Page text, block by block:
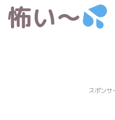
怖い〜
スポンサ